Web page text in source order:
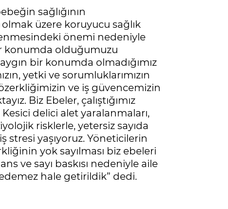
sağlığının
üzere koruyucu sağlık
önemi nedeniyle
konumda olduğumuzu
bir konumda olmadığımız
yetki ve sorumluklarımızın
özerkliğimizin ve iş güvencemizin
Biz Ebeler, çalıştığımız
delici alet yaralanmaları,
risklerle, yetersiz sayıda
stresi yaşıyoruz. Yöneticilerin
yok sayılması biz ebeleri
ve sayı baskısı nedeniyle aile
hale getirildik” dedi.